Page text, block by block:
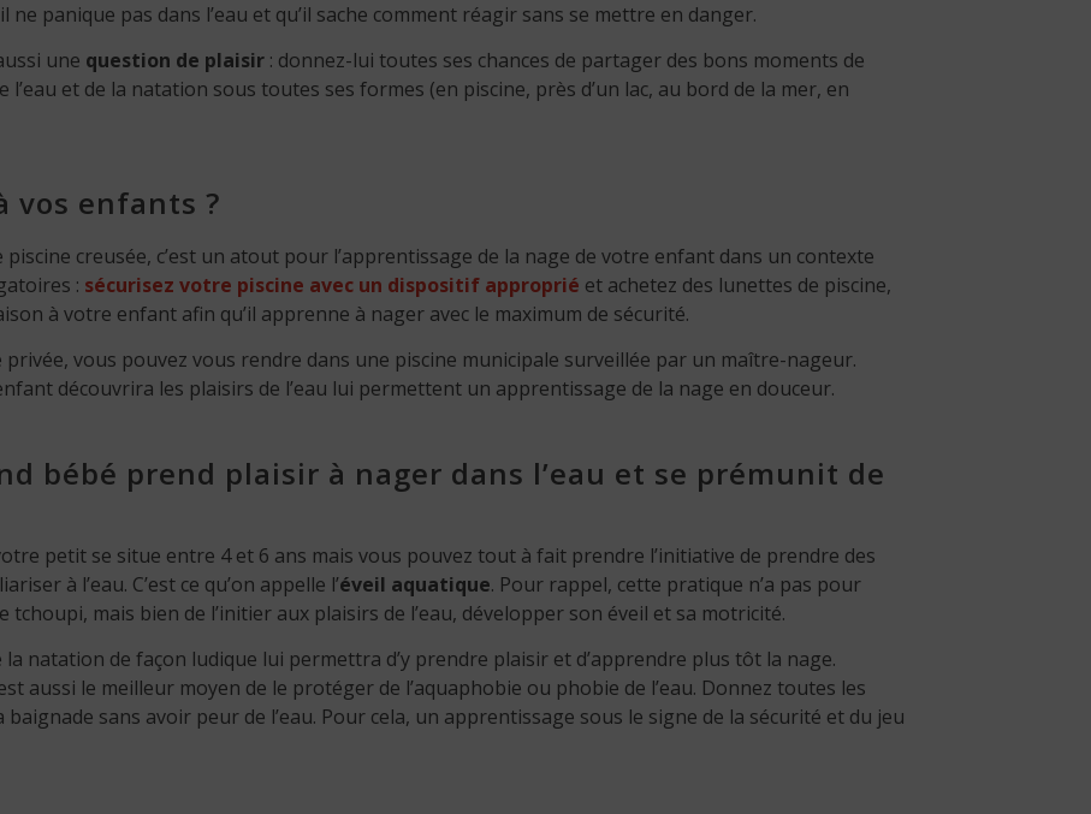
panique pas dans l’eau et qu’il sache comment réagir sans se mettre en danger.
une question de plaisir : donnez-lui toutes ses chances de partager des bons moments de
et de la natation sous toutes ses formes (en piscine, près d’un lac, au bord de la mer, en
vos enfants ?
piscine creusée, c’est un atout pour l’apprentissage de la nage de votre enfant dans un contexte
: sécurisez votre piscine avec un dispositif approprié et achetez des lunettes de piscine,
à votre enfant afin qu’il apprenne à nager avec le maximum de sécurité.
privée, vous pouvez vous rendre dans une piscine municipale surveillée par un maître-nageur.
découvrira les plaisirs de l’eau lui permettent un apprentissage de la nage en douceur.
bébé prend plaisir à nager dans l’eau et se prémunit de
petit se situe entre 4 et 6 ans mais vous pouvez tout à fait prendre l’initiative de prendre des
à l’eau. C’est ce qu’on appelle l’éveil aquatique. Pour rappel, cette pratique n’a pas pour
mais bien de l’initier aux plaisirs de l’eau, développer son éveil et sa motricité.
natation de façon ludique lui permettra d’y prendre plaisir et d’apprendre plus tôt la nage.
aussi le meilleur moyen de le protéger de l’aquaphobie ou phobie de l’eau. Donnez toutes les
sans avoir peur de l’eau. Pour cela, un apprentissage sous le signe de la sécurité et du jeu